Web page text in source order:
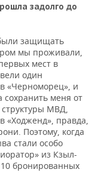
задолго до
защищать
мы проживали,
мест в
один
«Черноморец», и
сохранить меня от
МВД,
«Ходженд», правда,
Поэтому, когда
стали особо
из Кзыл-
бронированных